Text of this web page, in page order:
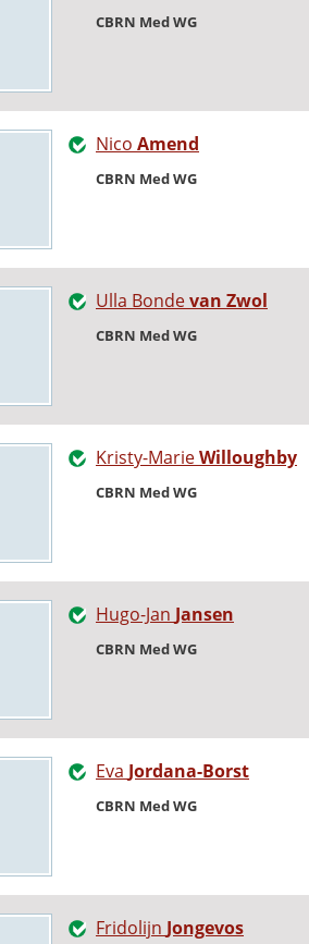
CBRN Med WG
Nico Amend
CBRN Med WG
Ulla Bondevan Zwol
CBRN Med WG
Kristy-MarieWilloughby
CBRN Med WG
Hugo-Jan Jansen
CBRN Med WG
Eva Jordana-Borst
CBRN Med WG
Fridolijn Jongevos